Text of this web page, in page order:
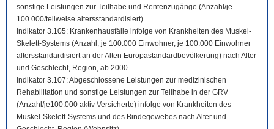
sonstige Leistungen zur Teilhabe und Rentenzugänge (Anzahl/je
100.000/teilweise altersstandardisiert)
Indikator 3.105: Krankenhausfälle infolge von Krankheiten des Muskel-
Skelett-Systems (Anzahl, je 100.000 Einwohner, je 100.000 Einwohner
altersstandardisiert an der Alten Europastandardbevölkerung) nach Alter
und Geschlecht, Region, ab 2000
Indikator 3.107: Abgeschlossene Leistungen zur medizinischen
Rehabilitation und sonstige Leistungen zur Teilhabe in der GRV
(Anzahl/je100.000 aktiv Versicherte) infolge von Krankheiten des
Muskel-Skelett-Systems und des Bindegewebes nach Alter und